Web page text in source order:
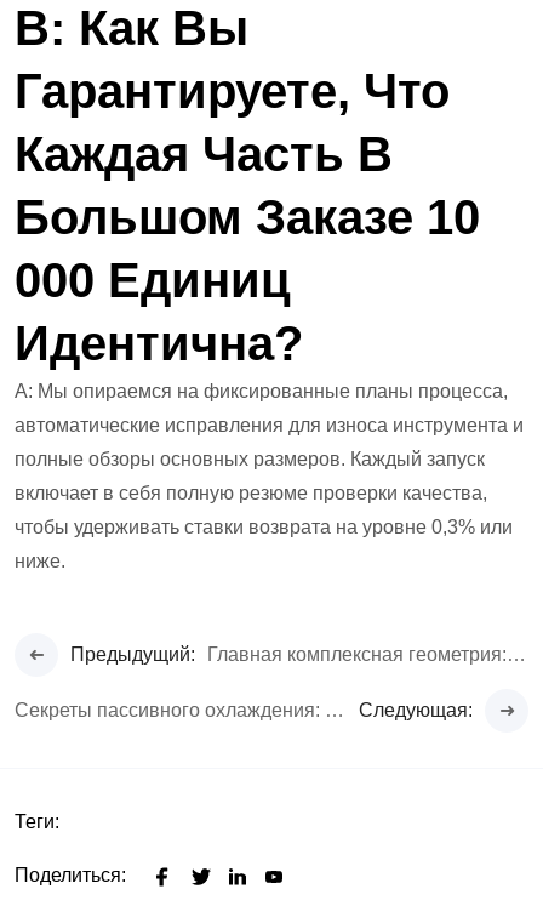
В: Как Вы
Гарантируете, Что
Каждая Часть В
Большом Заказе 10
000 Единиц
Идентична?
A: Мы опираемся на фиксированные планы процесса,
автоматические исправления для износа инструмента и
полные обзоры основных размеров. Каждый запуск
включает в себя полную резюме проверки качества,
чтобы удерживать ставки возврата на уровне 0,3% или
ниже.
Предыдущий: Главная комплексная геометрия: 3-осная vs. 5-осная обработка ЧПУ
Секреты пассивного охлаждения: почему аэрокосмическая отрасль доверяет алюминию 6061 Следующая:
Теги:
Поделиться: